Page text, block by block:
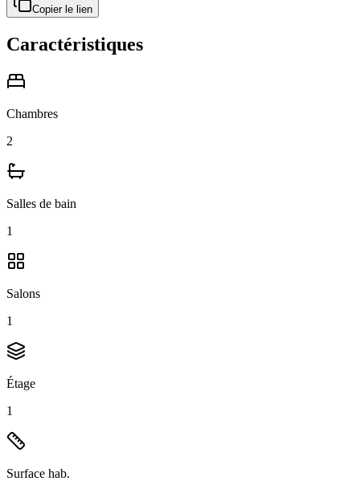
Copier le lien
Caractéristiques
Chambres
2
Salles de bain
1
Salons
1
Étage
1
Surface hab.